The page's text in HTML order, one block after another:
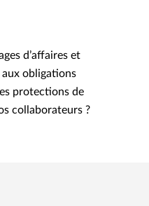
d’affaires et
aux obligations
protections de
collaborateurs ?